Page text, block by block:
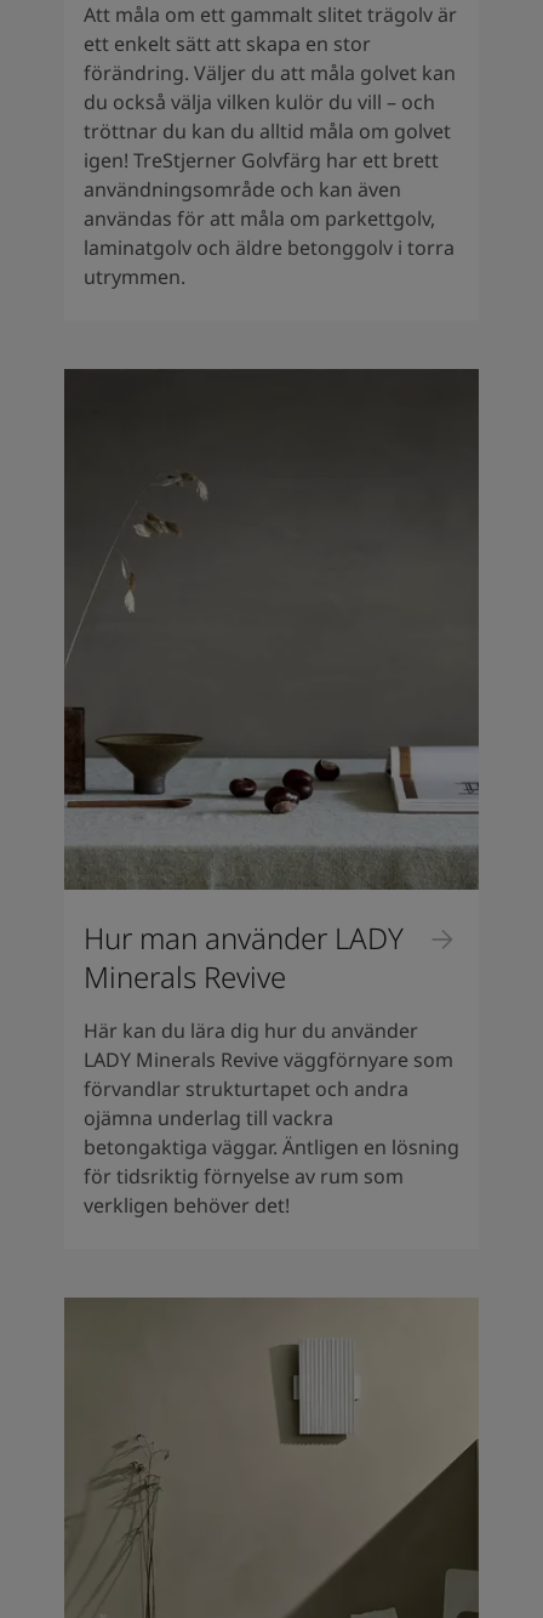
Att måla om ett gammalt slitet trägolv är
ett enkelt sätt att skapa en stor
förändring. Väljer du att måla golvet kan
du också välja vilken kulör du vill – och
tröttnar du kan du alltid måla om golvet
igen! TreStjerner Golvfärg har ett brett
användningsområde och kan även
användas för att måla om parkettgolv,
laminatgolv och äldre betonggolv i torra
utrymmen.
Hur man använder LADY
Minerals Revive
Här kan du lära dig hur du använder
LADY Minerals Revive väggförnyare som
förvandlar strukturtapet och andra
ojämna underlag till vackra
betongaktiga väggar. Äntligen en lösning
för tidsriktig förnyelse av rum som
verkligen behöver det!